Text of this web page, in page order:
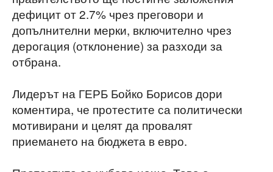
дефицит от 2.7% чрез преговори и
допълнителни мерки, включително чрез
дерогация (отклонение) за разходи за
отбрана.
Лидерът на ГЕРБ Бойко Борисов дори
коментира, че протестите са политически
мотивирани и целят да провалят
приемането на бюджета в евро.